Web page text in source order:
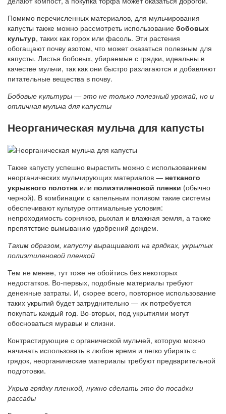
Помимо перечисленных материалов, для мульчирования
капусты также можно рассмотреть использование бобовых
культур, таких как горох или фасоль. Эти растения
обогащают почву азотом, что может оказаться полезным для
капусты. Листья бобовых, убираемые с грядки, идеальны в
качестве мульчи, так как они быстро разлагаются и добавляют
питательные вещества в почву.
Бобовые культуры — это не только полезный урожай, но и
отличная мульча для капусты
Неорганическая мульча для капусты
Также капусту успешно вырастить можно с использованием
неорганических мульчирующих материалов — нетканого
укрывного полотна или полиэтиленовой пленки (обычно
черной). В комбинации с капельным поливом такие системы
обеспечивают культуре оптимальные условия:
непроходимость сорняков, рыхлая и влажная земля, а также
препятствие вымыванию удобрений дождем.
Таким образом, капусту выращивают на грядках, укрытых
полиэтиленовой пленкой
Тем не менее, тут тоже не обойтись без некоторых
недостатков. Во-первых, подобные материалы требуют
денежные затраты. И, скорее всего, повторное использование
таких укрытий будет затруднительно — их потребуется
покупать каждый год. Во-вторых, под укрытиями могут
обосноваться муравьи и слизни.
Контрастирующие с органической мульчей, которую можно
начинать использовать в любое время и легко убирать с
грядок, неорганические материалы требуют предварительной
подготовки.
Укрыв грядку пленкой, нужно сделать это до посадки
рассады